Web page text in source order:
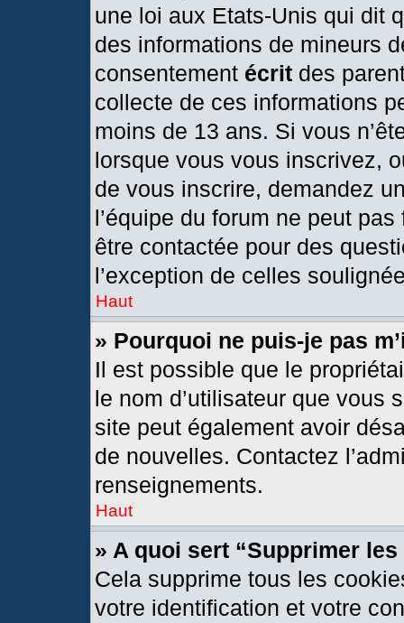
une loi aux Etats-Unis qui dit
des informations de mineurs
consentement écrit des
collecte de ces informations
moins de 13 ans. Si vous
lorsque vous vous inscrivez,
de vous inscrire, demandez
l’équipe du forum ne peut
être contactée pour des
l’exception de celles
Haut
» Pourquoi ne puis-je pas
Il est possible que le
le nom d’utilisateur que vous
site peut également avoir
de nouvelles. Contactez
renseignements.
Haut
» A quoi sert “Supprimer
Cela supprime tous les
votre identification et votre